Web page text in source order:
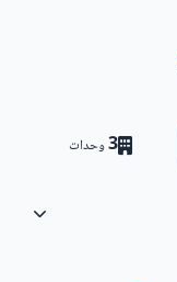
3وحدات